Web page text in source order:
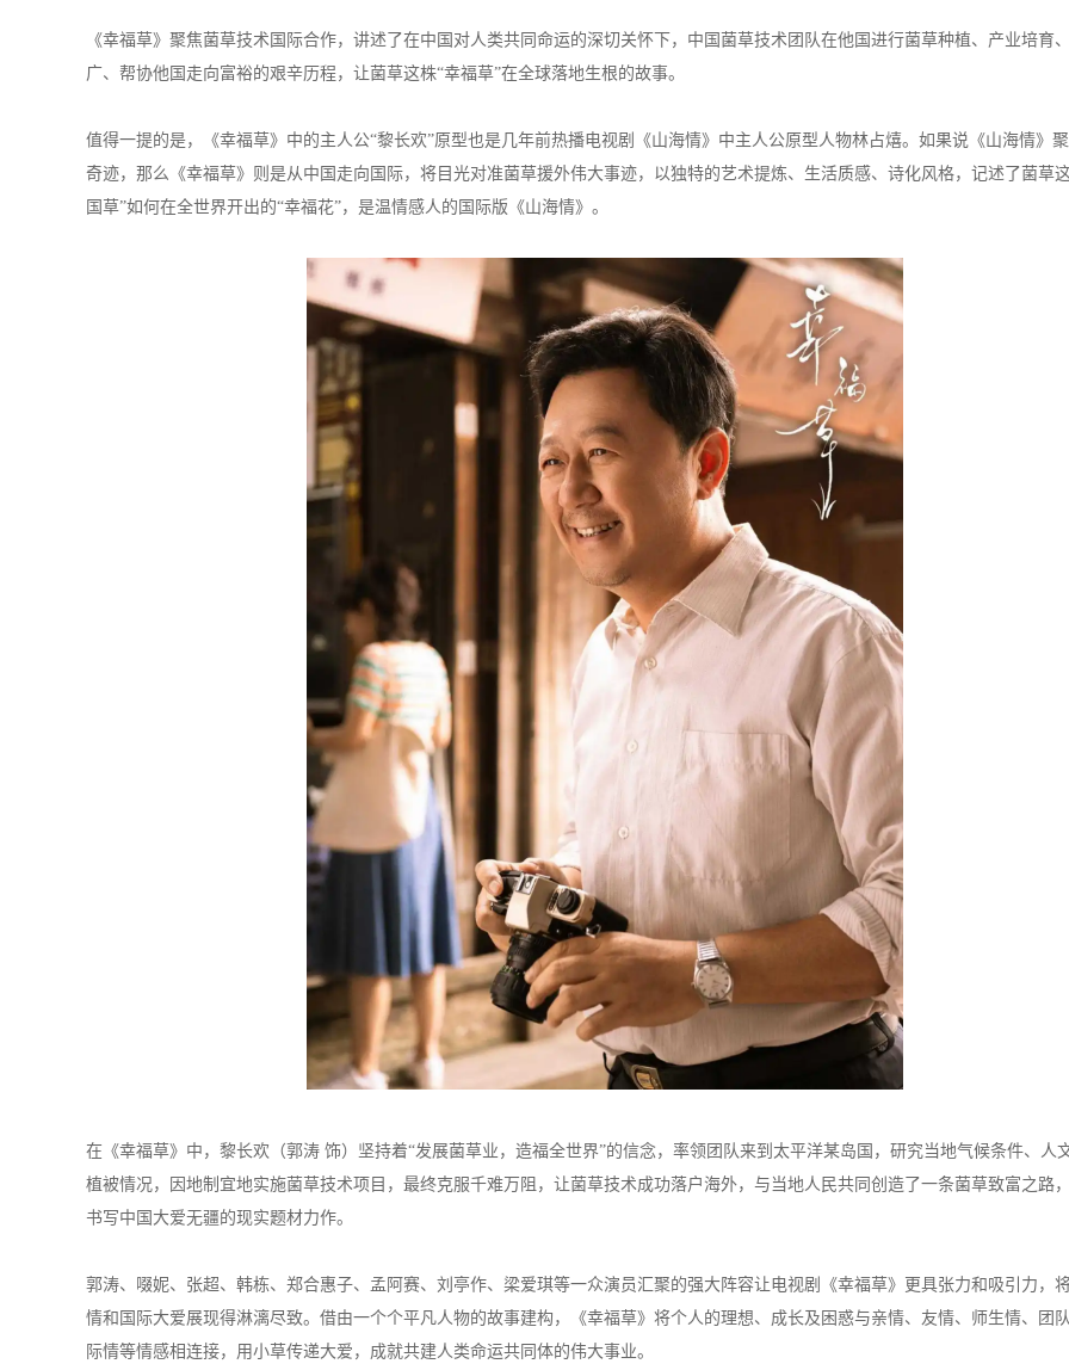
《幸福草》聚焦菌草技术国际合作，讲述了在中国对人类共同命运的深切关怀下，中国菌草技术团队在他国进行菌草种植、产业培育
广、帮协他国走向富裕的艰辛历程，让菌草这株“幸福草”在全球落地生根的故事。
值得一提的是，《幸福草》中的主人公“黎长欢”原型也是几年前热播电视剧《山海情》中主人公原型人物林占熺。如果说《山海情》
奇迹，那么《幸福草》则是从中国走向国际，将目光对准菌草援外伟大事迹，以独特的艺术提炼、生活质感、诗化风格，记述了菌草
国草”如何在全世界开出的“幸福花”，是温情感人的国际版《山海情》。
在《幸福草》中，黎长欢（郭涛 饰）坚持着“发展菌草业，造福全世界”的信念，率领团队来到太平洋某岛国，研究当地气候条件、人
植被情况，因地制宜地实施菌草技术项目，最终克服千难万阻，让菌草技术成功落户海外，与当地人民共同创造了一条菌草致富之路
书写中国大爱无疆的现实题材力作。
郭涛、啜妮、张超、韩栋、郑合惠子、孟阿赛、刘亭作、梁爱琪等一众演员汇聚的强大阵容让电视剧《幸福草》更具张力和吸引力，
情和国际大爱展现得淋漓尽致。借由一个个平凡人物的故事建构，《幸福草》将个人的理想、成长及困惑与亲情、友情、师生情、团
际情等情感相连接，用小草传递大爱，成就共建人类命运共同体的伟大事业。